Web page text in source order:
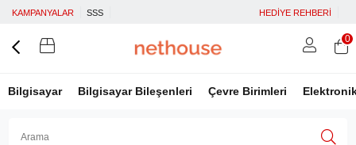
KAMPANYALAR SSS HEDİYE REHBERİ
Bilgisayar Bilgisayar Bileşenleri Çevre Birimleri
0